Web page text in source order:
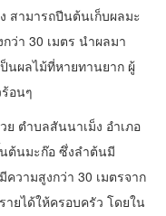
สามารถปีนต้นเก็บผลมะ
ว่า 30 เมตร นำผลมา
นผลไม้ที่หายทานยาก ผู้
อนๆ
ตำบลสันนาเม็ง อำเภอ
ต้นมะก๊อ ซึ่งลำต้นมี
วามสูงกว่า 30 เมตรจาก
ยได้ให้ครอบครัว โดยใน